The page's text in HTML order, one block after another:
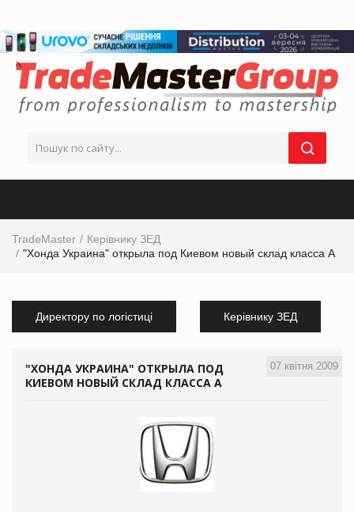
TradeMaster
Керівнику ЗЕД
"Хонда Украина" открыла под Киевом новый склад класса А
Директору по логістиці Керівнику ЗЕД
07 квітня 2009
"ХОНДА УКРАИНА" ОТКРЫЛА ПОД
КИЕВОМ НОВЫЙ СКЛАД КЛАССА А